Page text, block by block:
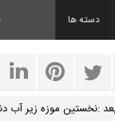
دسته ها
:نخستین موزه زیر آب